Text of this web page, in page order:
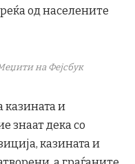
од населените
на Фејсбук
казината и
знаат дека со
казината и